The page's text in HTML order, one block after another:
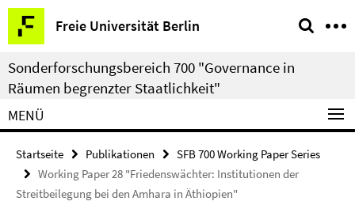
Springe
direkt
zu
Inhalt
Freie Universität Berlin
Service-
Navigation
Sonderforschungsbereich 700 "Governance in
Räumen begrenzter Staatlichkeit"
MENÜ
Startseite Publikationen
SFB 700 Working Paper Series
Working Paper 28 "Friedenswächter: Institutionen der
Streitbeilegung bei den Amhara in Äthiopien"